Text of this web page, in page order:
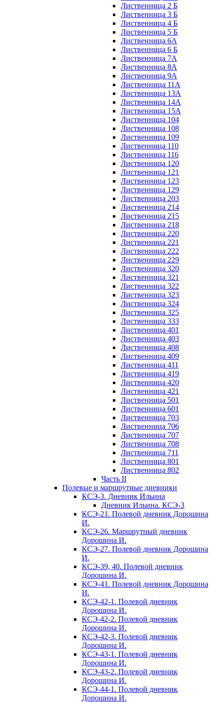
Лиственница 2 Б
Лиственница 3 Б
Лиственница 4 Б
Лиственница 5 Б
Лиственница 6А
Лиственница 6 Б
Лиственница 7А
Лиственница 8А
Лиственница 9А
Лиственница 11А
Лиственница 13А
Лиственница 14А
Лиственница 15А
Лиственница 104
Лиственница 108
Лиственница 109
Лиственница 110
Лиственница 116
Лиственница 120
Лиственница 121
Лиственница 123
Лиственница 129
Лиственница 203
Лиственница 214
Лиственница 215
Лиственница 218
Лиственница 220
Лиственница 221
Лиственница 222
Лиственница 229
Лиственница 320
Лиственница 321
Лиственница 322
Лиственница 323
Лиственница 324
Лиственница 325
Лиственница 333
Лиственница 401
Лиственница 403
Лиственница 408
Лиственница 409
Лиственница 411
Лиственница 419
Лиственница 420
Лиственница 421
Лиственница 501
Лиственница 601
Лиственница 703
Лиственница 706
Лиственница 707
Лиственница 708
Лиственница 711
Лиственница 801
Лиственница 802
Часть II
Полевые и маршрутные дневники
КСЭ-3. Дневник Ильина
Дневник Ильина. КСЭ-3
КСЭ-21. Полевой дневник Дорошина
И.
КСЭ-26. Маршрутный дневник
Дорошина И.
КСЭ-27. Полевой дневник Дорошина
И.
КСЭ-39, 40. Полевой дневник
Дорошина И.
КСЭ-41. Полевой дневник Дорошина
И.
КСЭ-42-1. Полевой дневник
Дорошина И.
КСЭ-42-2. Полевой дневник
Дорошина И.
КСЭ-42-3. Полевой дневник
Дорошина И.
КСЭ-43-1. Полевой дневник
Дорошина И.
КСЭ-43-2. Полевой дневник
Дорошина И.
КСЭ-44-1. Полевой дневник
Дорошина И.